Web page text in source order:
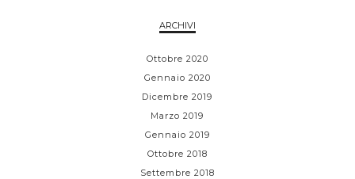
ARCHIVI
Ottobre 2020
Gennaio 2020
Dicembre 2019
Marzo 2019
Gennaio 2019
Ottobre 2018
Settembre 2018